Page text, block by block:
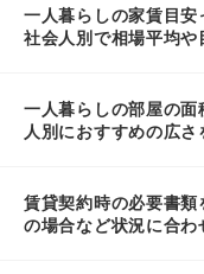
一人暮らしの家賃目安
社会人別で相場平均や
一人暮らしの部屋の
人別におすすめの広さ
賃貸契約時の必要書
の場合など状況に合わ